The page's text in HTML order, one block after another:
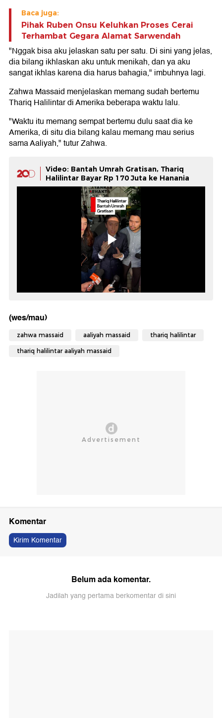
Baca juga:
Pihak Ruben Onsu Keluhkan Proses Cerai
Terhambat Gegara Alamat Sarwendah
"Nggak bisa aku jelaskan satu per satu. Di sini yang jelas,
dia bilang ikhlaskan aku untuk menikah, dan ya aku
sangat ikhlas karena dia harus bahagia," imbuhnya lagi.
Zahwa Massaid menjelaskan memang sudah bertemu
Thariq Halilintar di Amerika beberapa waktu lalu.
"Waktu itu memang sempat bertemu dulu saat dia ke
Amerika, di situ dia bilang kalau memang mau serius
sama Aaliyah," tutur Zahwa.
Video: Bantah Umrah Gratisan, Thariq
Halilintar Bayar Rp 170 Juta ke Hanania
(wes/mau)
zahwa massaid aaliyah massaid thariq halilintar
thariq halilintar aaliyah massaid
Komentar
Kirim Komentar
Belum ada komentar.
Jadilah yang pertama berkomentar di sini